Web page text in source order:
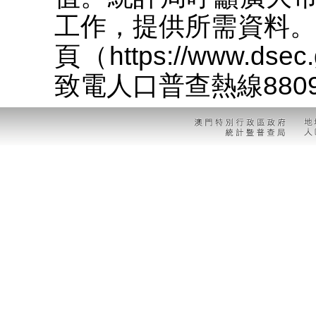
工作，提供所需資料
頁（https://
致電人口普查熱線